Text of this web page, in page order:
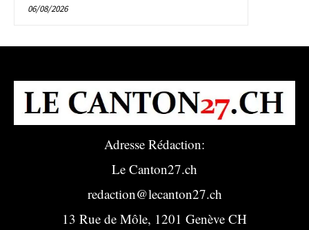
06/08/2026
Adresse Rédaction:
Le Canton27.ch
redaction@lecanton27.ch
13 Rue de Môle, 1201 Genève CH